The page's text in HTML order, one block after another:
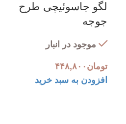
لگو جاسوئیچی طرح
جوجه
موجود در انبار
تومان ۴۴۸,۸۰۰
افزودن به سبد خرید